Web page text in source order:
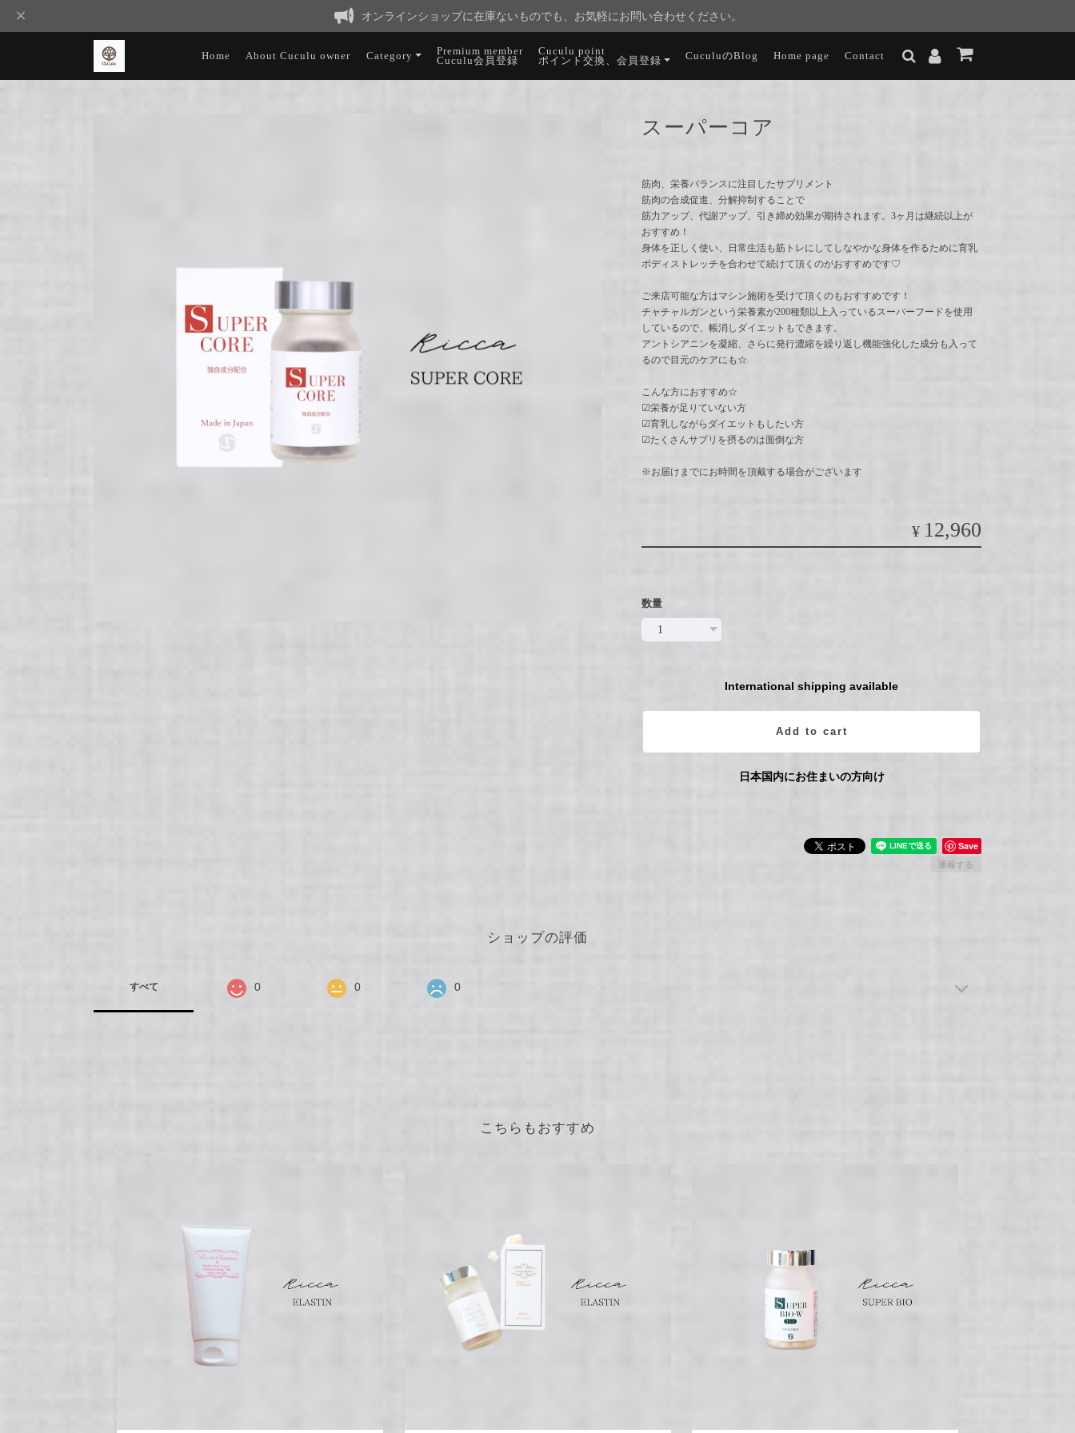
オンラインショップに在庫ないものでも、お気軽にお問い合わせください。
Home About Cuculu owner Category
Premium member
Cuculu会員登録
Cuculu point
ポイント交換、会員登録
CuculuのBlog Home page Contact
スーパーコア
筋肉、栄養バランスに注目したサプリメント
筋肉の合成促進、分解抑制することで
筋力アップ、代謝アップ、引き締め効果が期待されます。3ヶ月は継続以上が
おすすめ！
身体を正しく使い、日常生活も筋トレにしてしなやかな身体を作るために育乳
ボディストレッチを合わせて続けて頂くのがおすすめです♡
ご来店可能な方はマシン施術を受けて頂くのもおすすめです！
チャチャルガンという栄養素が200種類以上入っているスーパーフードを使用
しているので、帳消しダイエットもできます。
アントシアニンを凝縮、さらに発行濃縮を繰り返し機能強化した成分も入って
るので目元のケアにも☆
こんな方におすすめ☆
☑︎栄養が足りていない方
☑︎育乳しながらダイエットもしたい方
☑︎たくさんサプリを摂るのは面倒な方
※お届けまでにお時間を頂戴する場合がございます
¥ 12,960
数量
International shipping available
Add to cart
日本国内にお住まいの方向け
Save
通報する
ショップの評価
すべて 0 0 0
こちらもおすすめ